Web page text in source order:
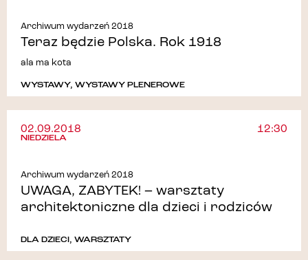
Archiwum wydarzeń 2018
Teraz będzie Polska. Rok 1918
ala ma kota
WYSTAWY, WYSTAWY PLENEROWE
02.09.2018
NIEDZIELA
12:30
Archiwum wydarzeń 2018
UWAGA, ZABYTEK! – warsztaty
architektoniczne dla dzieci i rodziców
DLA DZIECI, WARSZTATY